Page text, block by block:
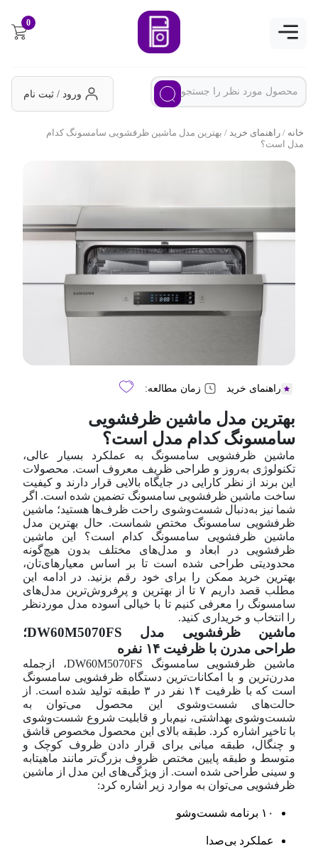
0
ورود / ثبت نام
خانه / راهنمای خرید / بهترین مدل ماشین ظرفشویی سامسونگ کدام
مدل است؟
راهنمای خرید زمان مطالعه:
بهترین مدل ماشین ظرفشویی
سامسونگ کدام مدل است؟
ماشین ظرفشویی سامسونگ به عملکرد بسیار عالی،
تکنولوژی به‌روز و طراحی ظریف معروف است. محصولات
این برند از نظر کارایی در جایگاه بالایی قرار دارند و کیفیت
ساخت ماشین ظرفشویی سامسونگ تضمین شده است. اگر
شما نیز به‌دنبال شست‌و‌شوی راحت ظرف‌ها هستید؛ ماشین
ظرفشویی سامسونگ مختص شماست. حال بهترین مدل
ماشین ظرفشویی سامسونگ کدام است؟ این ماشین
ظرفشویی در ابعاد و مدل‌های مختلف بدون هیچ‌گونه
محدودیتی طراحی شده است تا بر اساس معیار‌های‌تان،
بهترین خرید ممکن را برای خود رقم بزنید. در ادامه این
مطلب قصد داریم ۷ تا از بهترین و پر‌فروش‌ترین مدل‌های
سامسونگ را معرفی کنیم تا با خیالی آسوده مدل مورد‌نظر
را انتخاب و خریداری کنید.
ماشین ظرفشویی مدل DW60M5070FS؛
طراحی مدرن با ظرفیت ۱۴ نفره
ماشین ظرفشویی سامسونگ DW60M5070FS، از‌جمله
مدرن‌ترین و با امکانات‌ترین دستگاه ظرفشویی سامسونگ
است که با ظرفیت ۱۴ نفر در ۳ طبقه تولید شده است. از
حالت‌های شست‌و‌شوی این محصول می‌توان به
شست‌و‌شوی بهداشتی، نیم‌بار و قابلیت شروع شست‌و‌شوی
با تاخیر اشاره کرد. طبقه بالای این محصول مخصوص قاشق
و چنگال، طبقه میانی برای قرار دادن ظروف کوچک و
متوسط و طبقه پایین مختص ظروف بزرگ‌تر مانند ماهیتابه
و سینی طراحی شده است. از ویژگی‌های این مدل از ماشین
ظرفشویی می‌توان به موارد زیر اشاره کرد:
۱۰ برنامه شست‌وشو
عملکرد بی‌صدا